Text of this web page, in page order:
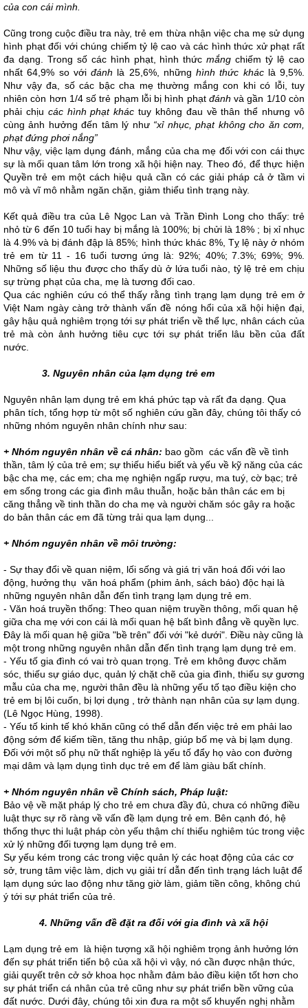
của con cái mình.
Cũng trong cuộc điều tra này, trẻ em thừa nhận việc cha mẹ sử dụng
hình phạt đối với chúng chiếm tỷ lệ cao và các hình thức xử phạt rất
đa dạng. Trong số các hình phạt, hình thứcmắng chiếm tỷ lệ cao
nhất 64,9% so với đánh là 25,6%, những hình thức kháclà 9,5%.
Như vậy đa, số các bậc cha mẹ thường mắng con khi có lỗi, tuy
nhiên còn hơn 1/4 số trẻ phạm lỗi bị hình phạt đánh và gần 1/10 còn
phải chịu các hình phạt khác tuy không đau về thân thể nhưng vô
cùng ảnh hưởng đến tâm lý như “xỉ nhục, phạt không cho ăn cơm,
phạt đứng phơi nắng”
Như vậy, việc lạm dụng đánh, mắng của cha mẹ đối với con cái thực
sự là mối quan tâm lớn trong xã hội hiện nay. Theo đó, để thực hiện
Quyền trẻ em một cách hiệu quả cần có các giải pháp cả ở tầm vi
mô và vĩ mô nhằm ngăn chặn, giảm thiểu tình trạng này.
Kết quả điều tra của Lê Ngọc Lan và Trần Đình Long cho thấy: trẻ
nhỏ từ 6 đến 10 tuổi hay bị mắng là 100%; bị chửi là 18% ; bị xỉ nhục
là 4.9% và bị đánh đập là 85%; hình thức khác 8%, Tỵ lệ này ở nhóm
trẻ em từ 11 - 16 tuổi tương ứng là: 92%; 40%; 7.3%; 69%; 9%.
Những số liệu thu được cho thấy dù ở lứa tuổi nào, tỷ lệ trẻ em chịu
sự trừng phạt của cha, mẹ là tương đối cao.
Qua các nghiên cứu có thể thấy rằng tình trạng lạm dụng trẻ em ở
Việt Nam ngày càng trở thành vấn đề nóng hổi của xã hội hiện đại,
gây hậu quả nghiêm trọng tới sự phát triển về thể lực, nhân cách của
trẻ mà còn ảnh hưởng tiêu cực tới sự phát triển lâu bền của đất
nước.
3. Nguyên nhân của lạm dụng trẻ em
Nguyên nhân lạm dụng trẻ em khá phức tạp và rất đa dạng. Qua
phân tích, tổng hợp từ một số nghiên cứu gần đây, chúng tôi thấy có
những nhóm nguyên nhân chính như sau:
+ Nhóm nguyên nhân về cá nhân: bao gồm các vấn đề về tình
thần, tâm lý của trẻ em; sự thiếu hiểu biết và yếu về kỹ năng của các
bậc cha mẹ, các em; cha mẹ nghiện ngấp rượu, ma tuý, cờ bạc; trẻ
em sống trong các gia đình mâu thuẫn, hoặc bản thân các em bị
căng thẳng về tinh thần do cha mẹ và người chăm sóc gây ra hoặc
do bản thân các em đã từng trải qua lạm dụng...
+ Nhóm nguyên nhân về môi trường:
- Sự thay đổi về quan niệm, lối sống và giá trị văn hoá đối với lao
động, hưởng thụ văn hoá phẩm (phim ảnh, sách báo) độc hại là
những nguyên nhân dẫn đến tình trạng lạm dụng trẻ em.
- Văn hoá truyền thống: Theo quan niệm truyền thông, mối quan hệ
giữa cha mẹ với con cái là mối quan hệ bất bình đẳng về quyền lực.
Đây là mối quan hệ giữa "bề trên" đối với "kẻ dưới". Điều này cũng là
một trong những nguyên nhân dẫn đến tình trạng lạm dụng trẻ em.
- Yếu tố gia đình có vai trò quan trọng. Trẻ em không được chăm
sóc, thiếu sự giáo dục, quản lý chặt chẽ của gia đình, thiếu sự gương
mẫu của cha mẹ, người thân đều là những yếu tố tạo điều kiện cho
trẻ em bị lôi cuốn, bị lợi dụng , trở thành nạn nhân của sự lạm dụng.
(Lê Ngọc Hùng, 1998).
- Yếu tố kinh tế khó khăn cũng có thể dẫn đến việc trẻ em phải lao
động sớm để kiếm tiền, tăng thu nhập, giúp bố mẹ và bị lạm dụng.
Đối với một số phụ nữ thất nghiệp là yếu tố đẩy họ vào con đường
mại dâm và lạm dụng tình dục trẻ em để làm giàu bất chính.
+ Nhóm nguyên nhân về Chính sách, Pháp luật:
Bảo vệ về mặt pháp lý cho trẻ em chưa đầy đủ, chưa có những điều
luật thực sự rõ ràng về vấn đề lạm dụng trẻ em. Bên cạnh đó, hệ
thống thực thi luật pháp còn yếu thậm chí thiếu nghiêm túc trong việc
xử lý những đối tượng lạm dụng trẻ em.
Sự yếu kém trong các trong việc quản lý các hoạt động của các cơ
sở, trung tâm việc làm, dịch vụ giải trí dẫn đến tình trạng lách luật để
lạm dụng sức lao động như tăng giờ làm, giảm tiền công, không chú
ý tới sự phát triển của trẻ.
4. Những vấn đề đặt ra đối với gia đình và xã hội
Lạm dụng trẻ em là hiện tượng xã hội nghiêm trọng ảnh hưởng lớn
đến sự phát triển tiến bộ của xã hội vì vậy, nó cần được nhận thức,
giải quyết trên cở sở khoa học nhằm đảm bảo điều kiện tốt hơn cho
sự phát triển cá nhân của trẻ cũng như sự phát triển bền vững của
đất nước. Dưới đây, chúng tôi xin đưa ra một số khuyến nghị nhằm